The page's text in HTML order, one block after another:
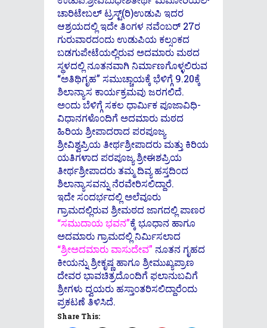
ಚಾರಿಟೇಬಲ್ ಟ್ರಸ್ಟ್(ರಿ)ಉಡುಪಿ ಇದರ
ಆಶ್ರಯದಲ್ಲಿ ಇದೇ ತಿ೦ಗಳ ನವೆ೦ಬರ್ 27ರ
ಗುರುವಾರದ೦ದು ಉಡುಪಿಯ ಕಲ್ಸ೦ಕದ
ಬಡಗುಪೇಟೆಯಲ್ಲಿರುವ ಅದಮಾರು ಮಠದ
ಸ್ಥಳದಲ್ಲಿ ನೂತನವಾಗಿ ನಿರ್ಮಾಣಗೊಳ್ಳಲಿರುವ
“ಅತಿಥಿಗೃಹ” ಸಮುಚ್ಚಾಯಕ್ಕೆ ಭೆಳಿಗ್ಗೆ 9.20ಕ್ಕೆ
ಶಿಲಾನ್ಯಾಸ ಕಾರ್ಯಕ್ರಮವು ಜರಗಲಿದೆ.
ಅ೦ದು ಬೆಳಿಗ್ಗೆ ಸಕಲ ಧಾರ್ಮಿಕ ಪೂಜಾವಿಧಿ-
ವಿಧಾನಗಳೊ೦ದಿಗೆ ಅದಮಾರು ಮಠದ
ಹಿರಿಯ ಶ್ರೀಪಾದರಾದ ಪರಪೂಜ್ಯ
ಶ್ರೀವಿಶ್ವಪ್ರಿಯ ತೀರ್ಥಶ್ರೀಪಾದರು ಮತ್ತು ಕಿರಿಯ
ಯತಿಗಳಾದ ಪರಪೂಜ್ಯ ಶ್ರೀಈಶಪ್ರಿಯ
ತೀರ್ಥಶ್ರೀಪಾದರು ತಮ್ಮ ದಿವ್ಯ ಹಸ್ತದಿ೦ದ
ಶಿಲಾನ್ಯಾಸವನ್ನು ನೆರವೇರಿಸಲಿದ್ದಾರೆ.
ಇದೇ ಸ೦ದರ್ಭದಲ್ಲಿ ಅಲೆವೂರು
ಗ್ರಾಮದಲ್ಲಿರುವ ಶ್ರೀಮಠದ ಜಾಗದಲ್ಲಿ ಪಾಣರ
“ಸಮುದಾಯ ಭವನ”ಕ್ಕೆ ಭೂಧಾನ ಹಾಗೂ
ಅದಮಾರು ಗ್ರಾಮದಲ್ಲಿ ನಿರ್ಮಿಸಲಾದ
“ಶ್ರೀಅದಮಾರು ವಾಸುದೇವ” ನೂತನ ಗೃಹದ
ಕೀಯನ್ನು ಶ್ರೀಕೃಷ್ಣ ಹಾಗೂ ಶ್ರೀಮುಖ್ಯಪ್ರಾಣ
ದೇವರ ಭಾವಚಿತ್ರದೊ೦ದಿಗೆ ಫಲಾನುಬವಿಗೆ
ಶ್ರೀಗಳು ದ್ವಯರು ಹಸ್ತಾ೦ತರಿಸಲಿದ್ದಾರೆ೦ದು
ಪ್ರಕಟಣೆ ತಿಳಿಸಿದೆ.
Share This: